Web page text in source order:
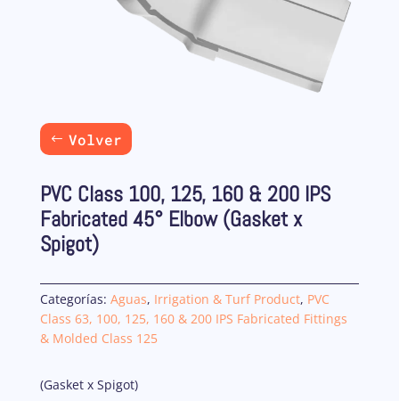
Volver
PVC Class 100, 125, 160 & 200 IPS
Fabricated 45° Elbow (Gasket x
Spigot)
Categorías: Aguas, Irrigation & Turf Product, PVC
Class 63, 100, 125, 160 & 200 IPS Fabricated Fittings
& Molded Class 125
(Gasket x Spigot)